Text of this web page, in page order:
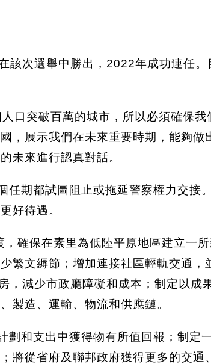
次選舉中勝出，2022年成功連任。
口突破百萬的城市，所以必須確保我
，展示我們在未來重要時期，能夠做
未來進行認真對話。
期都試圖阻止或拖延警察權力交接
好待遇。
確保在素里為低陸平原地區建立一
繁文縟節；增加連接社區輕軌交通，
減少市政廳障礙和成本；制定以成
製造、運輸、物流和供應鏈。
和支出中獲得物有所值回報；制定
將從省府及聯邦政府獲得更多的交通